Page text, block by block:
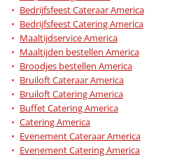
Bedrijfsfeest Cateraar America
Bedrijfsfeest Catering America
Maaltijdservice America
Maaltijden bestellen America
Broodjes bestellen America
Bruiloft Cateraar America
Bruiloft Catering America
Buffet Catering America
Catering America
Evenement Cateraar America
Evenement Catering America